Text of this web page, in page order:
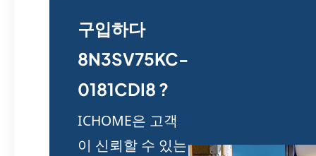
구입하다
8N3SV75KC-
0181CDI8 ?
ICHOME은 고객
이 신뢰할 수 있는